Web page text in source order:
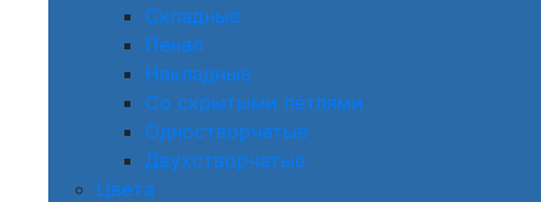
Складные
Пенал
Накладные
Со скрытыми петлями
Одностворчатые
Двухстворчатые
Цвета